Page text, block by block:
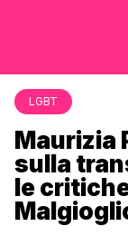
LGBT
Maurizia
sulla
le